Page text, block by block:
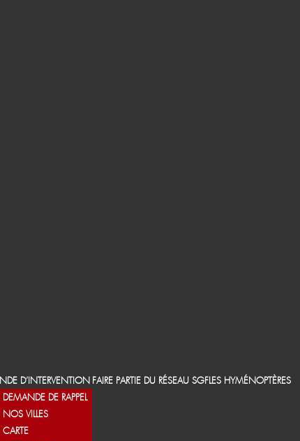
D’INTERVENTION
DEMANDE DE RAPPEL
NOS VILLES
CARTE
FAIRE PARTIE DU RÉSEAU SGFLES HYMÉNOPTÈRES